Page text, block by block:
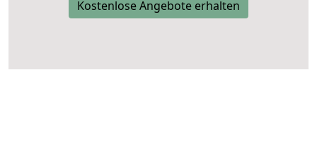
Kostenlose Angebote erhalten